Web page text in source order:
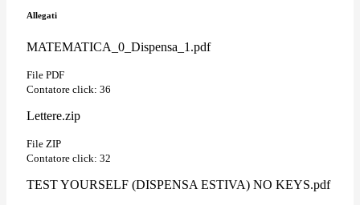
Allegati
MATEMATICA_0_Dispensa_1.pdf
File PDF
Contatore click: 36
Lettere.zip
File ZIP
Contatore click: 32
TEST YOURSELF (DISPENSA ESTIVA) NO KEYS.pdf